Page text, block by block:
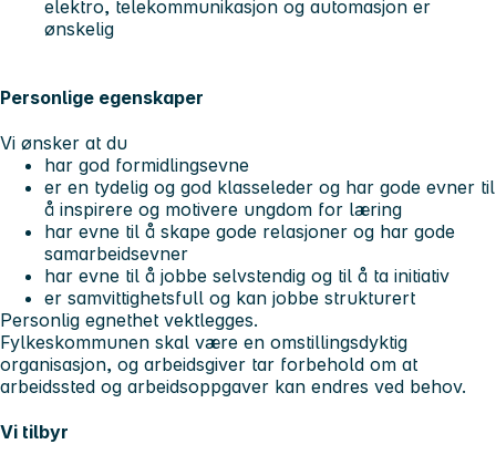
elektro, telekommunikasjon og automasjon er
ønskelig
Personlige egenskaper
Vi ønsker at du
har god formidlingsevne
er en tydelig og god klasseleder og har gode evner til
å inspirere og motivere ungdom for læring
har evne til å skape gode relasjoner og har gode
samarbeidsevner
har evne til å jobbe selvstendig og til å ta initiativ
er samvittighetsfull og kan jobbe strukturert
Personlig egnethet vektlegges.
Fylkeskommunen skal være en omstillingsdyktig
organisasjon, og arbeidsgiver tar forbehold om at
arbeidssted og arbeidsoppgaver kan endres ved behov.
Vi tilbyr